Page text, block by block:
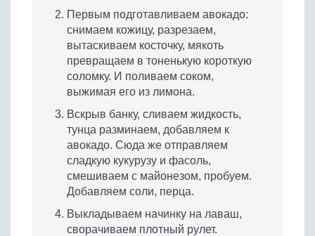
Первым подготавливаем авокадо:
снимаем кожицу, разрезаем,
вытаскиваем косточку, мякоть
превращаем в тоненькую короткую
соломку. И поливаем соком,
выжимая его из лимона.
Вскрыв банку, сливаем жидкость,
тунца разминаем, добавляем к
авокадо. Сюда же отправляем
сладкую кукурузу и фасоль,
смешиваем с майонезом, пробуем.
Добавляем соли, перца.
Выкладываем начинку на лаваш,
сворачиваем плотный рулет.